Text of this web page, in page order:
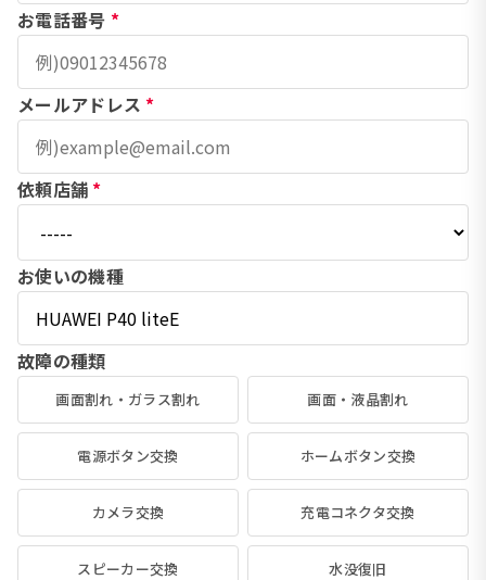
お電話番号 *
メールアドレス *
依頼店舗 *
お使いの機種
故障の種類
画面割れ・ガラス割れ 画面・液晶割れ
電源ボタン交換 ホームボタン交換
カメラ交換 充電コネクタ交換
スピーカー交換 水没復旧